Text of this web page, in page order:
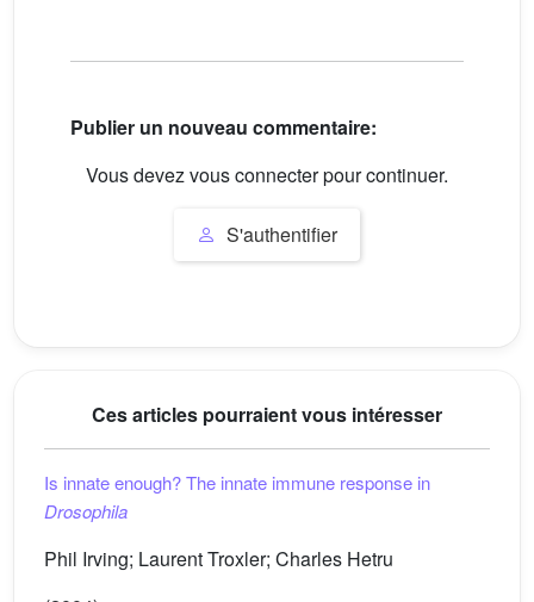
Publier un nouveau commentaire:
Vous devez vous connecter pour continuer.
S'authentifier
Ces articles pourraient vous intéresser
Is innate enough? The innate immune response in
Drosophila
Phil Irving; Laurent Troxler; Charles Hetru